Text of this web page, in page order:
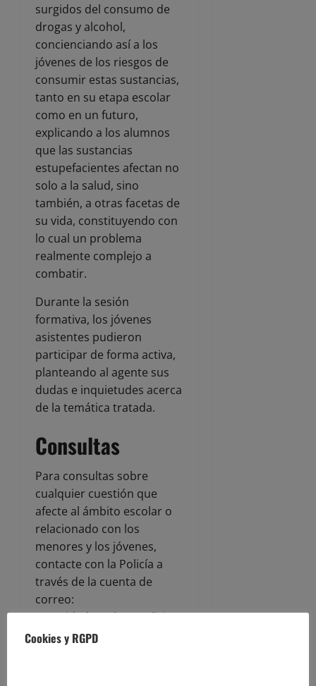
surgidos del consumo de
drogas y alcohol,
concienciando así a los
jóvenes de los riesgos de
consumir estas sustancias,
tanto en su etapa escolar
como en un futuro,
explicando a los alumnos
que las sustancias
estupefacientes afectan no
solo a la salud, sino
también, a otras facetas de
su vida, constituyendo con
lo cual un problema
realmente complejo a
combatir.
Durante la sesión
formativa, los jóvenes
asistentes pudieron
participar de forma activa,
planteando al agente sus
dudas e inquietudes acerca
de la temática tratada.
Consultas
Para consultas sobre
cualquier cuestión que
afecte al ámbito escolar o
relacionado con los
menores y los jóvenes,
contacte con la Policía a
través de la cuenta de
correo:
seguridadescolar@policia.es.
La entradaLa Policía
Cookies y RGPD